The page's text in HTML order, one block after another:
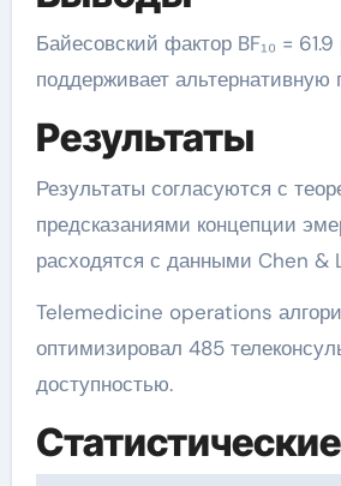
Байесовский фактор BF₁₀ =
поддерживает альтернативную
Результаты
Результаты согласуются с
предсказаниями концепции
расходятся с данными Chen &
Telemedicine operations
оптимизировал 485
доступностью.